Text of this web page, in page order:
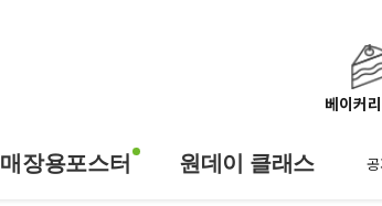
베이커
매장용포스터 원데이 클래스